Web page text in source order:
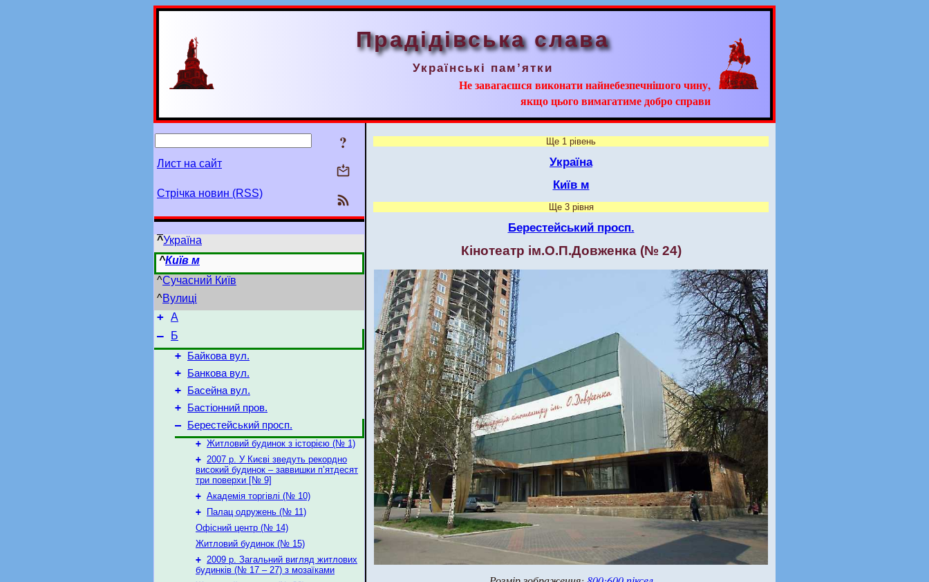
Прадідівська слава
Українські пам’ятки
Не завагаєшся виконати найнебезпечнішого чину,
якщо цього вимагатиме добро справи
?
Лист на сайт
Стрічка новин (RSS)
^Україна
^Київ м
^Сучасний Київ
^Вулиці
+ А
–
Б
+
Байкова вул.
+ Банкова вул.
+ Басейна вул.
+ Бастіонний пров.
– Берестейський просп.
+ Житловий будинок з історією (№ 1)
+ 2007 р. У Києві зведуть рекордно
високий будинок – заввишки п’ятдесят
три поверхи [№ 9]
+ Академія торгівлі (№ 10)
+
Палац одружень (№ 11)
Офісний центр (№ 14)
Житловий будинок (№ 15)
+ 2009 р. Загальний вигляд житлових
будинків (№ 17 – 27) з мозаїками
Ще 1 рівень
Україна
Київ м
Ще 3 рівня
Берестейський просп.
Кінотеатр ім.О.П.Довженка (№ 24)